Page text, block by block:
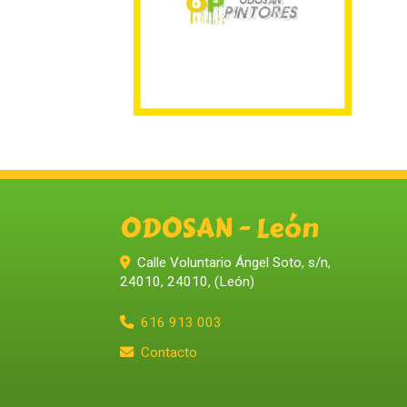
ODOSAN - León
Calle Voluntario Ángel Soto, s/n,
24010, 24010, (León)
616 913 003
Contacto